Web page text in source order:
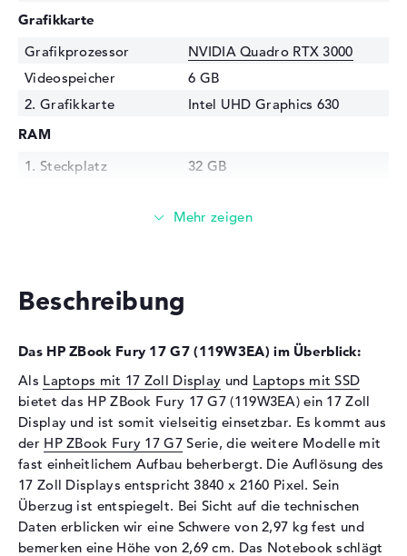
Grafikkarte
Grafikprozessor
NVIDIA Quadro RTX 3000
Videospeicher
6 GB
2. Grafikkarte
Intel UHD Graphics 630
RAM
1. Steckplatz
32 GB
Frei
Technologie
Festplatte
Festplatte
1 TB SSD
Schnittstelle
PCIe
Optische Speicher
Laufwerks-Typ
ohne Laufwerk
Display
Display-Typ
17,3" TFT
Beschreibung
Das HP ZBook Fury 17 G7 (119W3EA) im Überblick:
Als Laptops mit 17 Zoll Display und Laptops mit SSD
bietet das HP ZBook Fury 17 G7 (119W3EA) ein 17 Zoll
Display und ist somit vielseitig einsetzbar. Es kommt aus
der HP ZBook Fury 17 G7Serie, die weitere Modelle mit
fast einheitlichem Aufbau beherbergt. Die Auflösung des
17 Zoll Displays entspricht 3840 x 2160 Pixel. Sein
Überzug ist entspiegelt. Bei Sicht auf die technischen
Daten erblicken wir eine Schwere von 2,97 kg fest und
bemerken eine Höhe von 2,69 cm. Das Notebook schlägt